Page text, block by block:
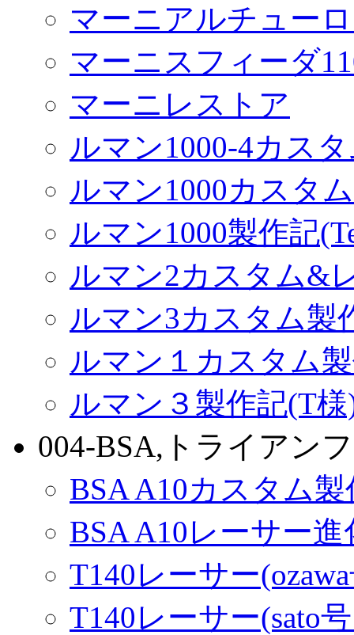
マーニアルチュー
マーニスフィーダ
マーニレストア
ルマン1000-4カス
ルマン1000カスタ
ルマン1000製作記
ルマン2カスタム&
ルマン3カスタム製
ルマン１カスタム
ルマン３製作記(T様
004-BSA,トライアンフ
BSA A10カスタム製
BSA A10レーサー進
T140レーサー
T140レーサー(sato